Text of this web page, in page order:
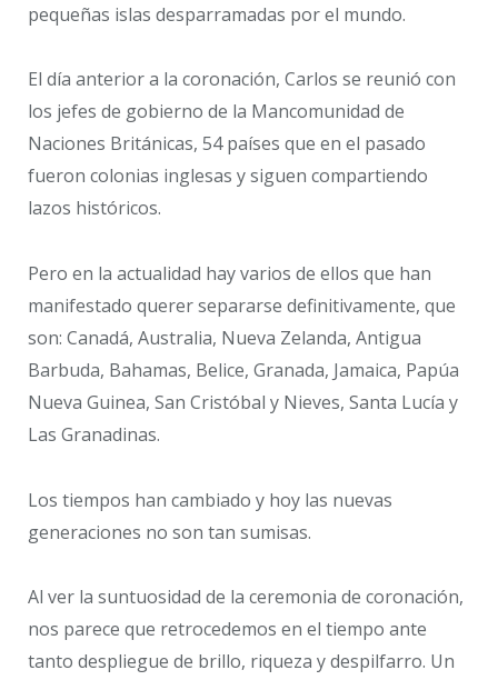
pequeñas islas desparramadas por el mundo.
El día anterior a la coronación, Carlos se reunió con
los jefes de gobierno de la Mancomunidad de
Naciones Británicas, 54 países que en el pasado
fueron colonias inglesas y siguen compartiendo
lazos históricos.
Pero en la actualidad hay varios de ellos que han
manifestado querer separarse definitivamente, que
son: Canadá, Australia, Nueva Zelanda, Antigua
Barbuda, Bahamas, Belice, Granada, Jamaica, Papúa
Nueva Guinea, San Cristóbal y Nieves, Santa Lucía y
Las Granadinas.
Los tiempos han cambiado y hoy las nuevas
generaciones no son tan sumisas.
Al ver la suntuosidad de la ceremonia de coronación,
nos parece que retrocedemos en el tiempo ante
tanto despliegue de brillo, riqueza y despilfarro. Un